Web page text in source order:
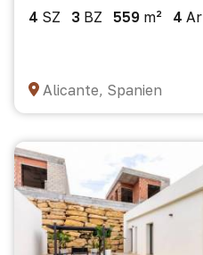
4 SZ 3 BZ 559 m² 4 Ar
Alicante, Spanien